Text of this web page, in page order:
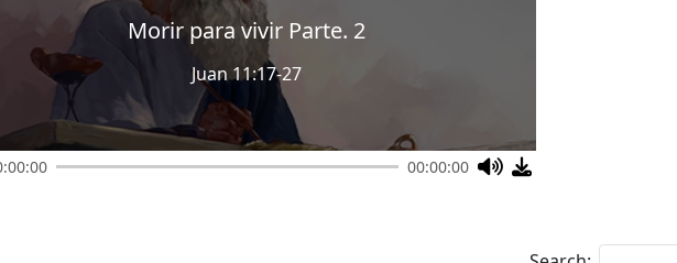
Morir para vivir Parte. 2
Juan 11:17-27
00:00:00